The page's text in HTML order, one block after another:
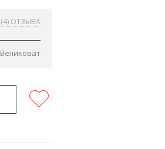
(4) ОТЗЫВА
Великоват